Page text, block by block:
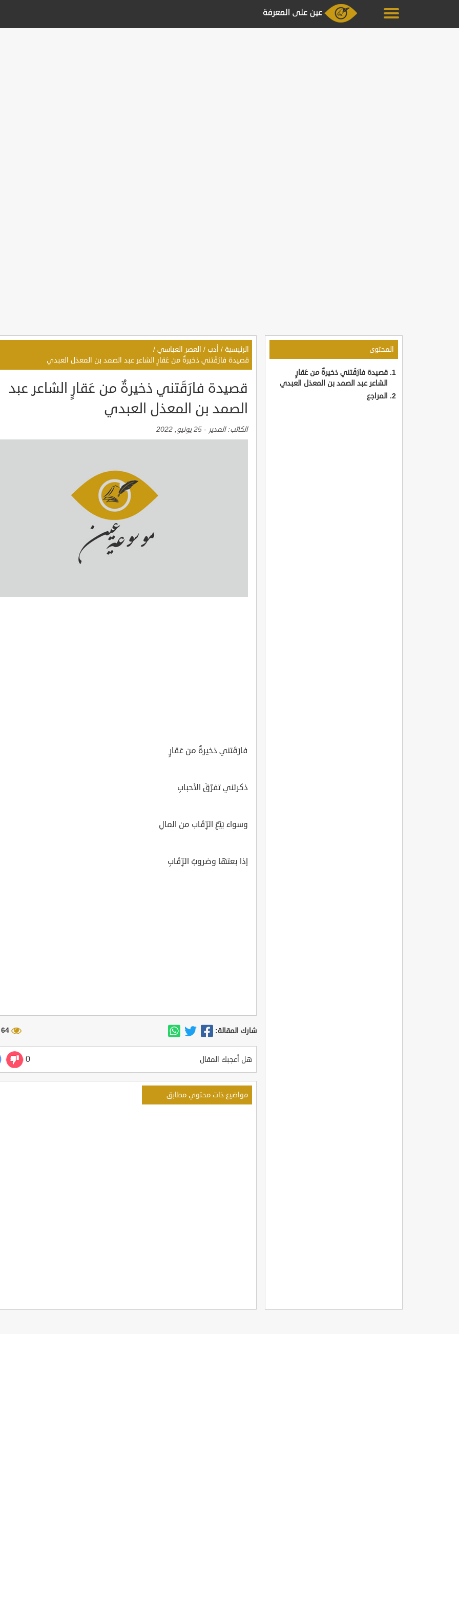
المحتوى
قصيدة فارَقَتني ذخيرةٌ من عَقارٍ
الشاعر عبد الصمد بن المعذل العبدي
المراجع
الرئيسية / أدب / العصر العباسي /
قصيدة فارَقَتني ذخيرةٌ من عَقارٍ الشاعر عبد الصمد بن المعذل العبدي
قصيدة فارَقَتني ذخيرةٌ من عَقارٍ الشاعر عبد
الصمد بن المعذل العبدي
الكاتب:المدير - 25 يونيو, 2022
فارَقَتني ذخيرةٌ من عَقارٍ
ذكرتني تفرّقَ الأحبابِ
وسواء بَيْعٌ الرِّقَاب من المالِ
إذا بعتها وضروبُ الرِّقَابِ
شارك المقالة: 64 مشاهدة
هل أعجبك المقال 0
مواضيع ذات محتوي مطابق